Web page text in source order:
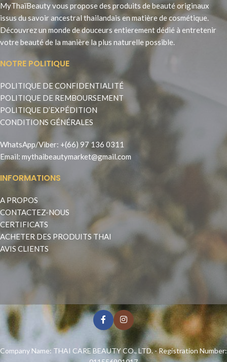
MyThaïBeauty vous propose des produits de beauté originaux
issus du savoir ancestral thailandais en matière de cosmétique.
Découvrez un monde de douceurs entierement dédié à entretenir
votre beauté de la manière la plus naturelle possible.
NOTRE POLITIQUE
POLITIQUE DE CONFIDENTIALITÉ
POLITIQUE DE REMBOURSEMENT
POLITIQUE D’EXPÉDITION
CONDITIONS GÉNÉRALES
WhatsApp/Viber: +(66) 97 136 0311
Email: mythaibeautymarket@gmail.com
INFORMATIONS
A PROPOS
CONTACTEZ-NOUS
CERTIFICATS
ACHETER DES PRODUITS THAI
AVIS CLIENTS
Company Name: THAI CARE BEAUTY CO., LTD. - Registration Number: